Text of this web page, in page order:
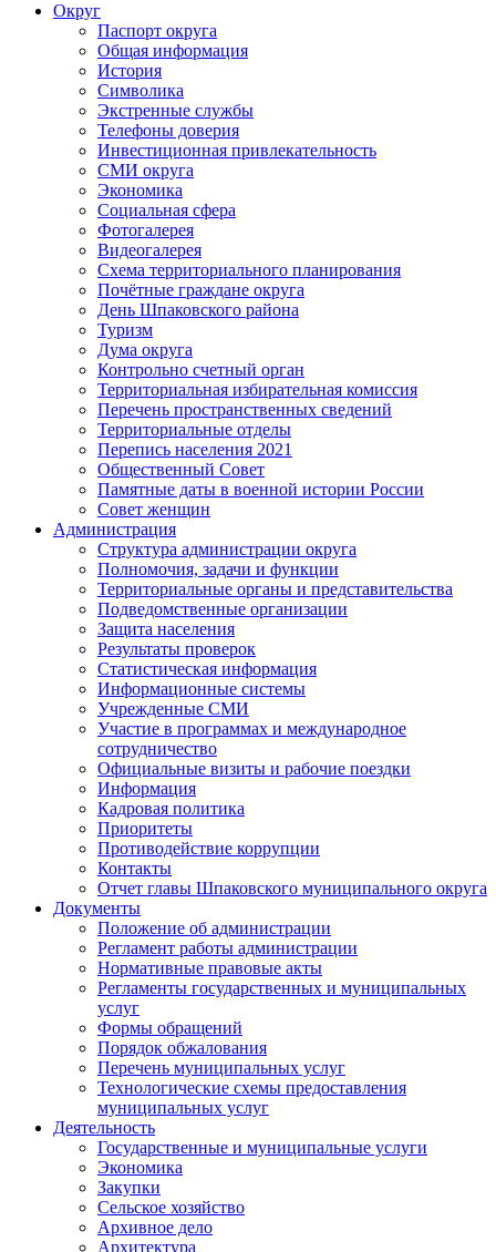
Округ
Паспорт округа
Общая информация
История
Символика
Экстренные службы
Телефоны доверия
Инвестиционная привлекательность
СМИ округа
Экономика
Социальная сфера
Фотогалерея
Видеогалерея
Схема территориального планирования
Почётные граждане округа
День Шпаковского района
Туризм
Дума округа
Контрольно счетный орган
Территориальная избирательная комиссия
Перечень пространственных сведений
Территориальные отделы
Перепись населения 2021
Общественный Совет
Памятные даты в военной истории России
Совет женщин
Администрация
Структура администрации округа
Полномочия, задачи и функции
Территориальные органы и представительства
Подведомственные организации
Защита населения
Результаты проверок
Статистическая информация
Информационные системы
Учрежденные СМИ
Участие в программах и международное
сотрудничество
Официальные визиты и рабочие поездки
Информация
Кадровая политика
Приоритеты
Противодействие коррупции
Контакты
Отчет главы Шпаковского муниципального округа
Документы
Положение об администрации
Регламент работы администрации
Нормативные правовые акты
Регламенты государственных и муниципальных
услуг
Формы обращений
Порядок обжалования
Перечень муниципальных услуг
Технологические схемы предоставления
муниципальных услуг
Деятельность
Государственные и муниципальные услуги
Экономика
Закупки
Сельское хозяйство
Архивное дело
Архитектура